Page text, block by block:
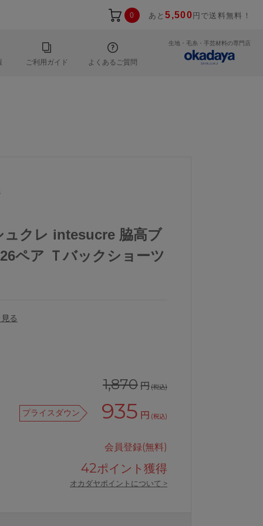
0 あと5,500 円で送料無料！
ご利用ガイド よくあるご質問
生地・毛糸・手芸材料の専門店
ュクレ intesucre 脇高ブ
ペア Ｔバックショーツ
る
1,870円(税込)
プライスダウン 935 円 (税込)
会員登録(無料)
42ポイント獲得
オカダヤポイントについて >